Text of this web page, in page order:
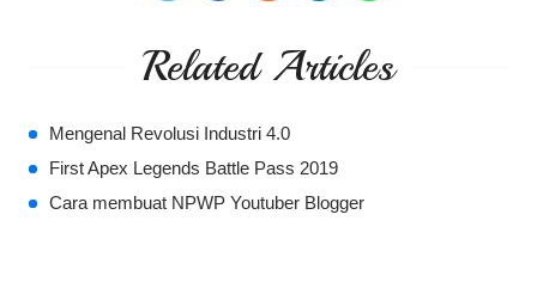
Related Articles
Mengenal Revolusi Industri 4.0
First Apex Legends Battle Pass 2019
Cara membuat NPWP Youtuber Blogger